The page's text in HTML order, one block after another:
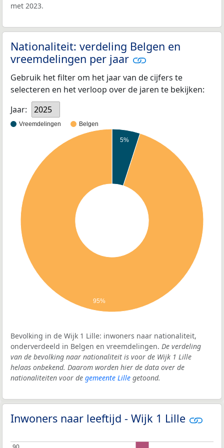
met 2023.
Nationaliteit: verdeling Belgen en
vreemdelingen per jaar
Gebruik het filter om het jaar van de cijfers te
selecteren en het verloop over de jaren te bekijken:
Jaar:
2025
Vreemdelingen Belgen
5%
95%
Bevolking in de Wijk 1 Lille: inwoners naar nationaliteit,
onderverdeeld in Belgen en vreemdelingen. De verdeling
van de bevolking naar nationaliteit is voor de Wijk 1 Lille
helaas onbekend. Daarom worden hier de data over de
nationaliteiten voor de gemeente Lille getoond.
Inwoners naar leeftijd - Wijk 1 Lille